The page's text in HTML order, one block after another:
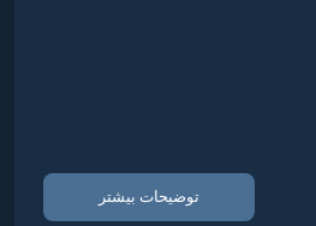
توضیحات بیشتر